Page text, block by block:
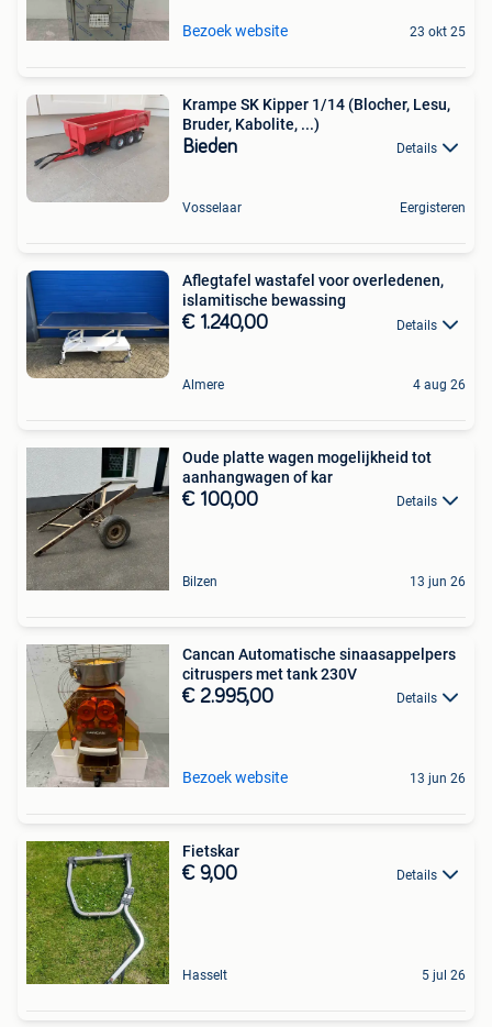
Bezoek website 23 okt 25
Krampe SK Kipper 1/14 (Blocher, Lesu,
Bruder, Kabolite, ...)
Bieden Details
Vosselaar Eergisteren
Aflegtafel wastafel voor overledenen,
islamitische bewassing
€ 1.240,00 Details
Almere 4 aug 26
Oude platte wagen mogelijkheid tot
aanhangwagen of kar
€ 100,00 Details
Bilzen 13 jun 26
Cancan Automatische sinaasappelpers
citruspers met tank 230V
€ 2.995,00 Details
Bezoek website 13 jun 26
Fietskar
€ 9,00 Details
Hasselt 5 jul 26